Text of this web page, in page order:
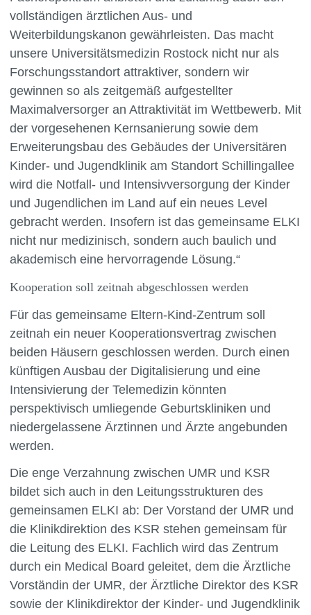
vollständigen ärztlichen Aus- und
Weiterbildungskanon gewährleisten. Das macht
unsere Universitätsmedizin Rostock nicht nur als
Forschungsstandort attraktiver, sondern wir
gewinnen so als zeitgemäß aufgestellter
Maximalversorger an Attraktivität im Wettbewerb. Mit
der vorgesehenen Kernsanierung sowie dem
Erweiterungsbau des Gebäudes der Universitären
Kinder- und Jugendklinik am Standort Schillingallee
wird die Notfall- und Intensivversorgung der Kinder
und Jugendlichen im Land auf ein neues Level
gebracht werden. Insofern ist das gemeinsame ELKI
nicht nur medizinisch, sondern auch baulich und
akademisch eine hervorragende Lösung.“
Kooperation soll zeitnah abgeschlossen werden
Für das gemeinsame Eltern-Kind-Zentrum soll
zeitnah ein neuer Kooperationsvertrag zwischen
beiden Häusern geschlossen werden. Durch einen
künftigen Ausbau der Digitalisierung und eine
Intensivierung der Telemedizin könnten
perspektivisch umliegende Geburtskliniken und
niedergelassene Ärztinnen und Ärzte angebunden
werden.
Die enge Verzahnung zwischen UMR und KSR
bildet sich auch in den Leitungsstrukturen des
gemeinsamen ELKI ab: Der Vorstand der UMR und
die Klinikdirektion des KSR stehen gemeinsam für
die Leitung des ELKI. Fachlich wird das Zentrum
durch ein Medical Board geleitet, dem die Ärztliche
Vorständin der UMR, der Ärztliche Direktor des KSR
sowie der Klinikdirektor der Kinder- und Jugendklinik